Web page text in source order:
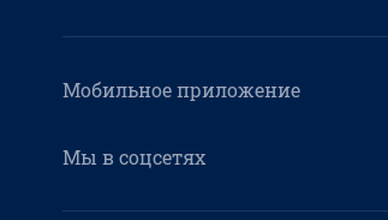
Мобильное приложение
Мы в соцсетях